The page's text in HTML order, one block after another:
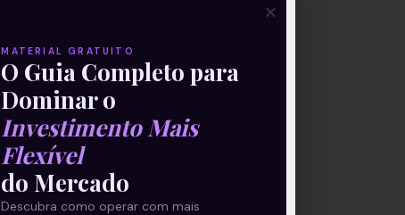
MATERIAL GRATUITO
O Guia Completo para
Dominar o
Investimento Mais
Flexível
do Mercado
Descubra como operar com mais